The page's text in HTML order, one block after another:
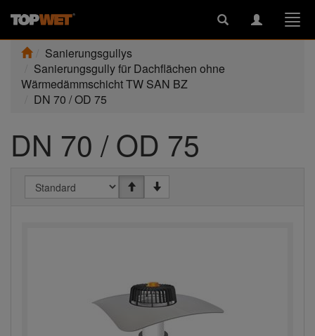
Toggle
Toggle
Sanierungsgullys
Sanierungsgully für Dachflächen ohne
Wärmedämmschicht TW SAN BZ
DN 70 / OD 75
DN 70 / OD 75